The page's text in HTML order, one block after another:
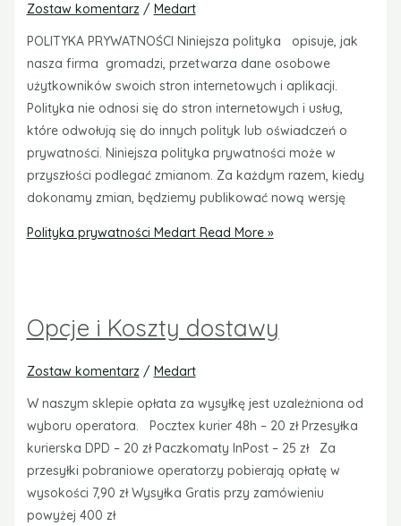
Zostaw komentarz / Medart
POLITYKA PRYWATNOŚCI Niniejsza polityka opisuje, jak
nasza firma gromadzi, przetwarza dane osobowe
użytkowników swoich stron internetowych i aplikacji.
Polityka nie odnosi się do stron internetowych i usług,
które odwołują się do innych polityk lub oświadczeń o
prywatności. Niniejsza polityka prywatności może w
przyszłości podlegać zmianom. Za każdym razem, kiedy
dokonamy zmian, będziemy publikować nową wersję
Polityka prywatności MedartRead More »
Opcje i Koszty dostawy
Zostaw komentarz / Medart
W naszym sklepie opłata za wysyłkę jest uzależniona od
wyboru operatora. Pocztex kurier 48h – 20 zł Przesyłka
kurierska DPD – 20 zł Paczkomaty InPost – 25 zł Za
przesyłki pobraniowe operatorzy pobierają opłatę w
wysokości 7,90 zł Wysyłka Gratis przy zamówieniu
powyżej 400 zł